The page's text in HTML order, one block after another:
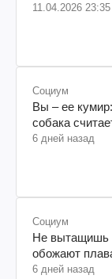
11.04.2026 23:35
Социум
Вы – ее
собака
6 дней назад
Социум
Не вытащишь
обожают
6 дней назад